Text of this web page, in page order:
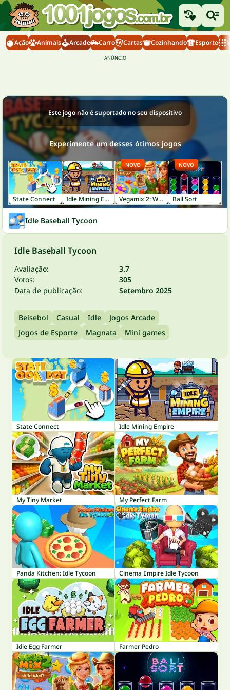
Ação Animais Arcade Carro Cartas Cozinhando Esporte
Este jogo não é suportado no seu dispositivo
Experimente um desses ótimos jogos
State Connect Idle Mining Empire Vegamix 2: Wild West
NOVO
Ball Sort
NOVO
Idle Baseball Tycoon
Idle Baseball Tycoon
Avaliação:
3.7
Votos:
305
Data de publicação:
Setembro 2025
Beisebol Casual Idle
Jogos Arcade
Jogos de Esporte
Magnata Mini games
State Connect Idle Mining Empire
My Tiny Market My Perfect Farm
Panda Kitchen: Idle Tycoon Cinema Empire Idle Tycoon
Idle Egg Farmer Farmer Pedro